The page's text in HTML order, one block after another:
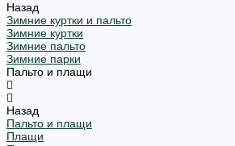
Назад
Зимние куртки и пальто
Зимние куртки
Зимние пальто
Зимние парки
Пальто и плащи
Назад
Пальто и плащи
Плащи